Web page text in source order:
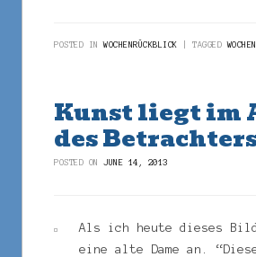
POSTED INWOCHENRÜCKBLICK TAGGED
Kunst liegt im
des
POSTED ON JUNE 14, 2013
Als ich heute dieses
eine alte Dame an.